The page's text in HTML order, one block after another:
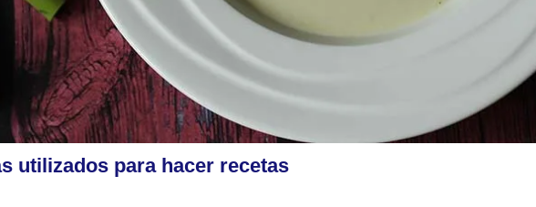
utilizados para hacer recetas